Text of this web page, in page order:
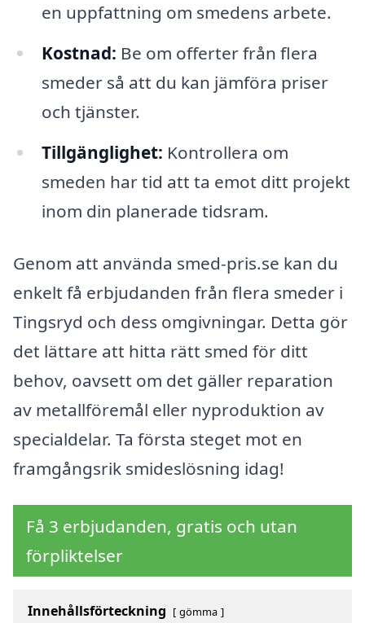
en uppfattning om smedens arbete.
Kostnad: Be om offerter från flera
smeder så att du kan jämföra priser
och tjänster.
Tillgänglighet: Kontrollera om
smeden har tid att ta emot ditt projekt
inom din planerade tidsram.
Genom att använda smed-pris.se kan du
enkelt få erbjudanden från flera smeder i
Tingsryd och dess omgivningar. Detta gör
det lättare att hitta rätt smed för ditt
behov, oavsett om det gäller reparation
av metallföremål eller nyproduktion av
specialdelar. Ta första steget mot en
framgångsrik smideslösning idag!
Få 3 erbjudanden, gratis och utan
förpliktelser
Innehållsförteckning gömma